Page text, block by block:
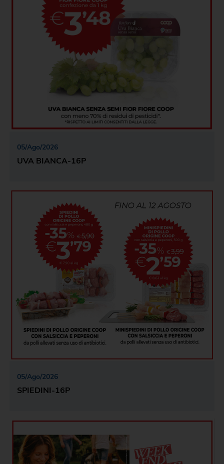
05/Ago/2026
UVA BIANCA-16P
05/Ago/2026
SPIEDINI-16P